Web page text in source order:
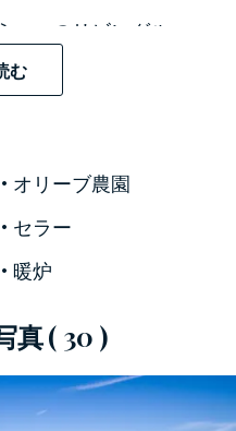
つのリビングルー
ダブルベッドルーム
ゲスト用ベッドルー
コッタの床やむき出
のシンプルで伝統
反映しています。
広がり、その中に
ます。土地の一部
で栽培されていま
む
オリーブ農園
セラー
暖炉
真( 30 )